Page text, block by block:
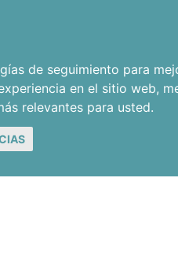
de seguimiento para
en el sitio web,
relevantes para usted.